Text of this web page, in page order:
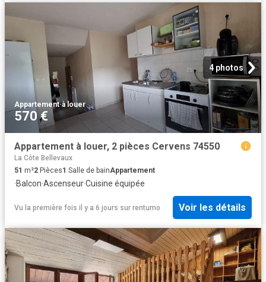
4 photos
Appartement·à louer
570 €
Appartement à louer, 2 pièces Cervens 74550
La Côte Bellevaux
51 m²2 Pièces1 Salle de bainAppartement
·Balcon·Ascenseur·Cuisine équipée
Vu la première fois il y a 6 jours sur rentumo Voir les détails